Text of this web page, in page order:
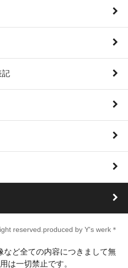
記
reserved.produced by Y's werk＊
など全ての内容につきまして無
は一切禁止です。